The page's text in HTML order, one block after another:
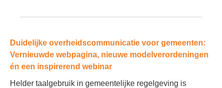
Duidelijke overheidscommunicatie voor gemeenten:
Vernieuwde webpagina, nieuwe modelverordeningen
én een inspirerend webinar
Helder taalgebruik in gemeentelijke regelgeving is